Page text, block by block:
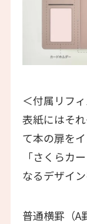
＜付属リフ
表紙にはそ
て本の扉を
「さくらカ
なるデザイン
普通横罫（A